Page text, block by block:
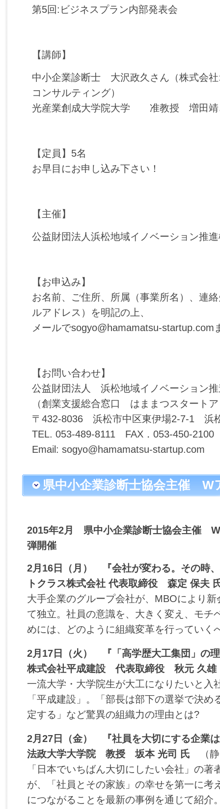
第5回:ビジネスプラン内部発表会
【講師】
中小企業診断士 大沢政久さん（株式会社
コンサルティング）
光産業創成大学院大学 准教授 増田靖
【定員】5名
お早目にお申し込み下さい！
【主催】
公益財団法人浜松地域イノベーション推
【お申込み】
お名前、ご住所、所属（事業所名）、連
ルアドレス）を明記の上、
メールでsogyo@hamamatsu-startup.com
【お問い合わせ】
公益財団法人 浜松地域イノベーション推
（創業支援総合窓口 はままつスタート
〒432-8036 浜松市中区東伊場2-7-1 浜
TEL. 053-489-8111 FAX．053‐450-2100
Email: sogyo@hamamatsu-startup.com
県中小企業診断士協会主催 W
2015年2月 県中小企業診断士協会主催 W
弾開催
2月16日（月） 『会社が変わる。その時
トクラス株式会社 代表取締役 森定 保
大手企業のグループ会社が、MBOにより
て独立。社員の意識を、大きく変え、モチ
めには、どのように組織変革を行っていく
2月17日（火） 『「高学歴大工集団」の
株式会社平成建設 代表取締役 秋元 久雄
一流大学・大学院生が大工になりたいと入
「平成建設」。「部長は部下の選挙で決め
定する」など驚異の組織力の理由とは?
2月27日（金） 『社員を大切にする企業
法政大学大学院 教授 坂本 光司 氏
（
「日本でいちばん大切にしたい会社」の著
が、「社員とその家族」の幸せを第一に考
につながることを最新の事例を通じて紹介